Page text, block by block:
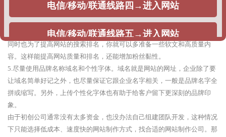
站模板，对自己品牌理念做了具体阐释，让访客能进一步了解自己。
4.准备好高质量的软文和内容。为了吸引更多客户，让客户更加了解你；
同时也为了提高网站的搜索排名，你就可以多准备一些软文和高质量内
容。这样能提高网站质量和排名，还能增加粉丝黏性。
5.尽量使用品牌名称域名和个性字体。域名就是网站的网址，企业除了要
让域名简单好记之外，也尽量保证它跟企业名字相关，一般是品牌名字全
拼或缩写。另外，上传个性化字体也有助于给客户留下更深刻的品牌印
象。
由于初创公司通常没有太多资金，也没办法自己组建团队开发，这种情况
下只能选择低成本、速度快的网站制作方式，找合适的网站制作公司。那